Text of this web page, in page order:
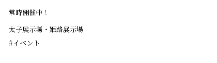
常時開催中！
太子展示場・姫路展示場
#イベント